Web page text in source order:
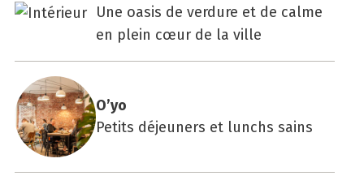
Une oasis de verdure et de calme
en plein cœur de la ville
O’yo
Petits déjeuners et lunchs sains